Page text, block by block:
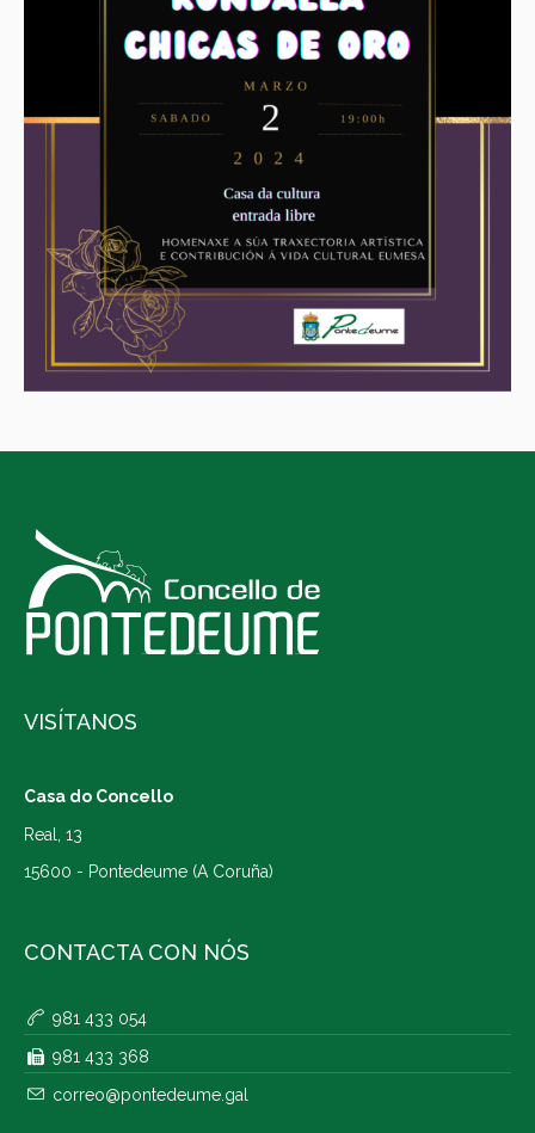
VISÍTANOS
Casa do Concello
Real, 13
15600 - Pontedeume (A Coruña)
CONTACTA CON NÓS
981 433 054
981 433 368
correo@pontedeume.gal